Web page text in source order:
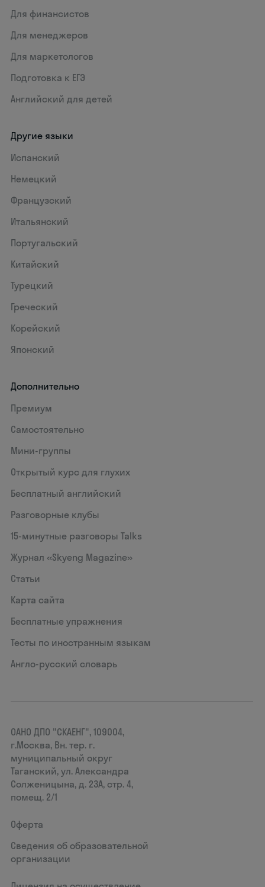
Для финансистов
Для менеджеров
Для маркетологов
Подготовка к ЕГЭ
Английский для детей
Другие языки
Испанский
Немецкий
Французский
Итальянский
Португальский
Китайский
Турецкий
Греческий
Корейский
Японский
Дополнительно
Премиум
Самостоятельно
Мини-группы
Открытый курс для глухих
Бесплатный английский
Разговорные клубы
15‑минутные разговоры Talks
Журнал «Skyeng Magazine»
Статьи
Карта сайта
Бесплатные упражнения
Тесты по иностранным языкам
Англо-русский словарь
ОАНО ДПО "СКАЕНГ", 109004,
г.Москва, Вн. тер. г.
муниципальный округ
Таганский, ул. Александра
Солженицына, д. 23А, стр. 4,
помещ. 2/1
Оферта
Сведения об образовательной
организации